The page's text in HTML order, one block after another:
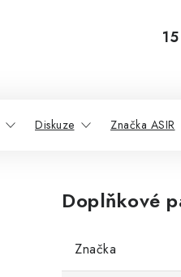
Diskuze Značka ASIR
Doplňkové
Značka